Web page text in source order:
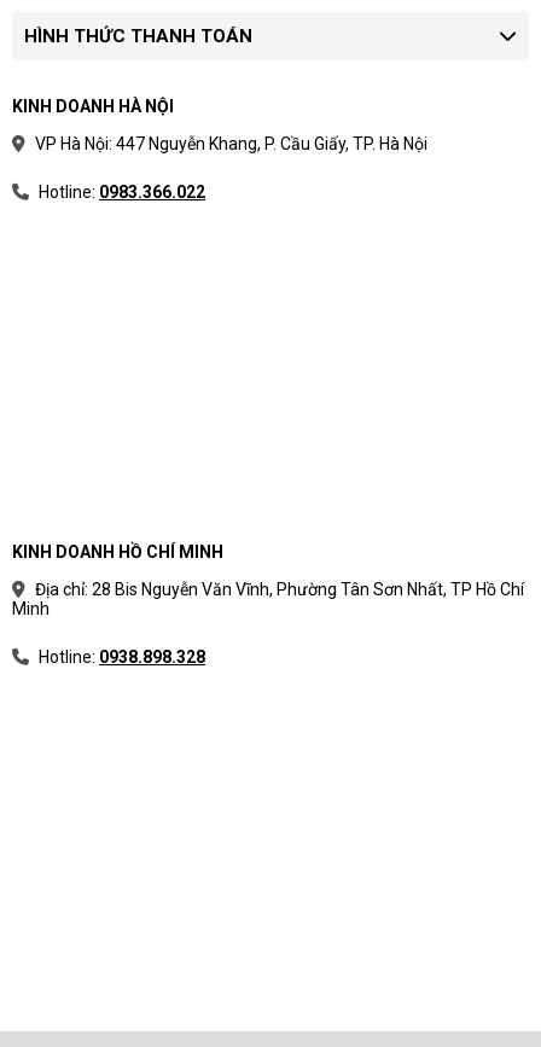
HÌNH THỨC THANH TOÁN
KINH DOANH HÀ NỘI
VP Hà Nội: 447 Nguyễn Khang, P. Cầu Giấy, TP. Hà Nội
Hotline: 0983.366.022
KINH DOANH HỒ CHÍ MINH
Địa chỉ: 28 Bis Nguyễn Văn Vĩnh, Phường Tân Sơn Nhất, TP Hồ Chí
Minh
Hotline: 0938.898.328